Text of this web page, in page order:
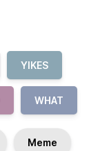
YIKES
WHAT
Meme